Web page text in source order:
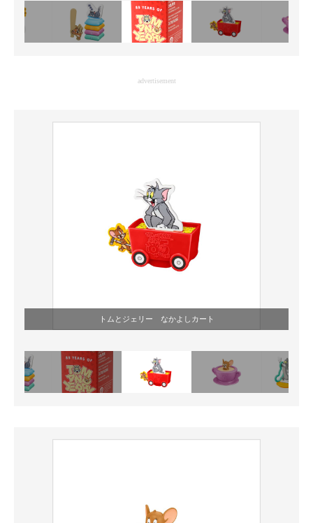
advertisement
トムとジェリー なかよしカート